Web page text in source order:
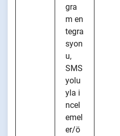
gra
m en
tegra
syon
u,
SMS
yolu
yla i
ncel
emel
er/ö